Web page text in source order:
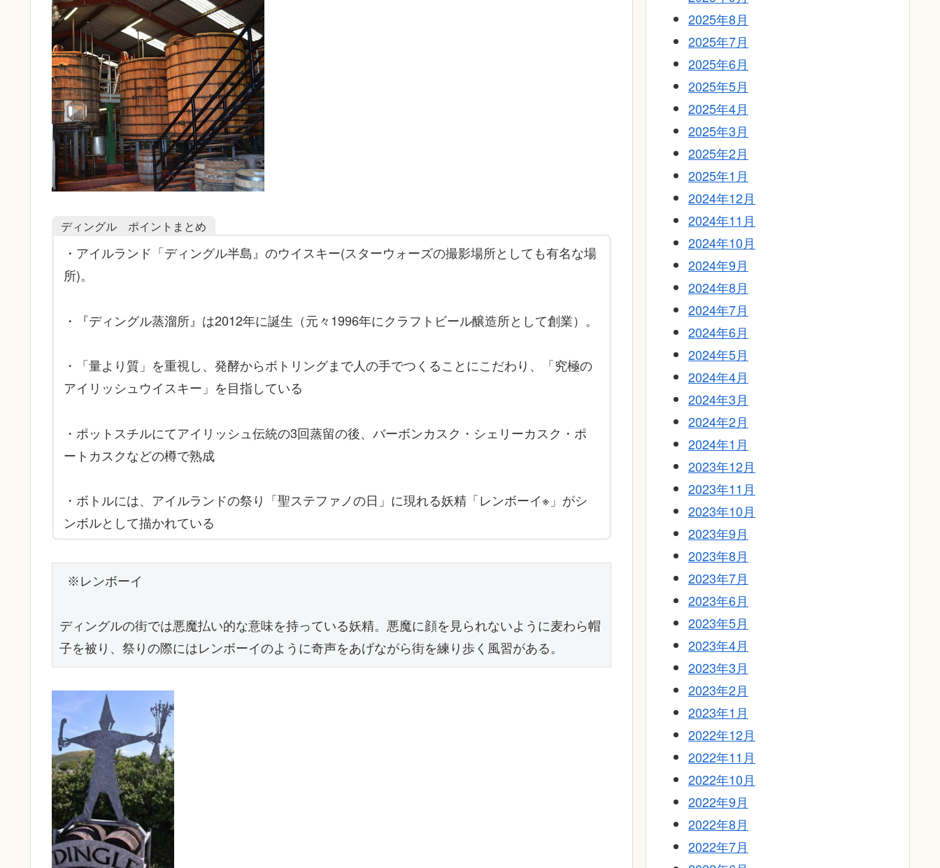
ディングル ポイントまとめ
・アイルランド「ディングル半島』のウイスキー(スターウォーズの撮影場所としても有名な場
所)。
・『ディングル蒸溜所』は2012年に誕生（元々1996年にクラフトビール醸造所として創業）。
・「量より質」を重視し、発酵からボトリングまで人の手でつくることにこだわり、「究極の
アイリッシュウイスキー」を目指している
・ポットスチルにてアイリッシュ伝統の3回蒸留の後、バーボンカスク・シェリーカスク・ポ
ートカスクなどの樽で熟成
・ボトルには、アイルランドの祭り「聖ステファノの日」に現れる妖精「レンボーイ※」がシ
ンボルとして描かれている
ディングルの街では悪魔払い的な意味を持っている妖精。悪魔に顔を見られないように麦わら帽
子を被り、祭りの際にはレンボーイのように奇声をあげながら街を練り歩く風習がある。
2025年8月
2025年7月
2025年6月
2025年5月
2025年4月
2025年3月
2025年2月
2025年1月
2024年12月
2024年11月
2024年10月
2024年9月
2024年8月
2024年7月
2024年6月
2024年5月
2024年4月
2024年3月
2024年2月
2024年1月
2023年12月
2023年11月
2023年10月
2023年9月
2023年8月
2023年7月
2023年6月
2023年5月
2023年4月
2023年3月
2023年2月
2023年1月
2022年12月
2022年11月
2022年10月
2022年9月
2022年8月
2022年7月